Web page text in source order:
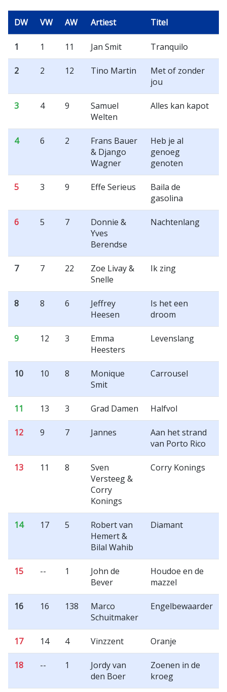
DW VW AW Artiest Titel
1 1 11 Jan Smit Tranquilo
2 2 12 Tino Martin
Met of zonder
jou
3 4 9
Samuel
Welten
Alles kan kapot
4 6 2
Frans Bauer
& Django
Wagner
Heb je al
genoeg
genoten
5 3 9 Effe Serieus
Baila de
gasolina
6 5 7
Donnie &
Yves
Berendse
Nachtenlang
7 7 22
Zoe Livay &
Snelle
Ik zing
8 8 6
Jeffrey
Heesen
Is het een
droom
9 12 3
Emma
Heesters
Levenslang
10 10 8
Monique
Smit
Carrousel
11 13 3 Grad Damen Halfvol
12 9 7 Jannes
Aan het strand
van Porto Rico
13 11 8
Sven
Versteeg &
Corry
Konings
Corry Konings
14 17 5
Robert van
Hemert &
Bilal Wahib
Diamant
15 -- 1
John de
Bever
Houdoe en de
mazzel
16 16 138
Marco
Schuitmaker
Engelbewaarder
17 14 4 Vinzzent Oranje
18 -- 1
Jordy van
den Boer
Zoenen in de
kroeg